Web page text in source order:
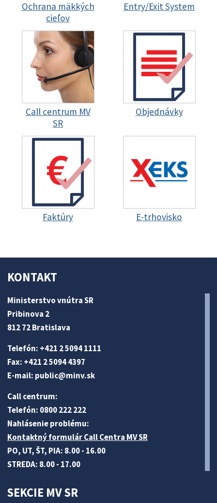
Ochrana mäkkých
cieľov
Entry/Exit System
Call centrum MV
SR
Objednávky
Faktúry E-trhovisko
KONTAKT
Ministerstvo vnútra SR
Pribinova 2
812 72 Bratislava
Telefón: +421 2 5094 1111
Fax: +421 2 5094 4397
E-mail: public@minv.sk
Call centrum:
Telefón: 0800 222 222
Nahlásenie problému:
Kontaktný formulár Call Centra MV SR
PO, UT, ŠT, PIA: 8.00 - 16.00
STREDA: 8.00 - 17.00
SEKCIE MV SR